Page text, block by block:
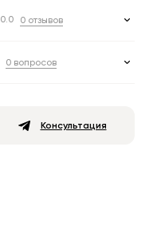
0.0 0 отзывов
0 вопросов
Консультация